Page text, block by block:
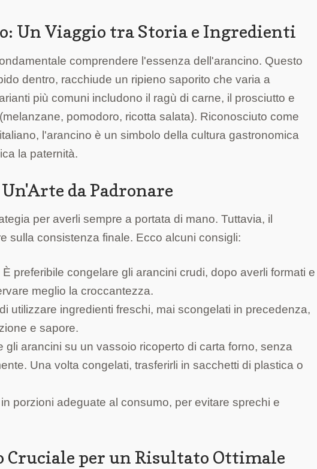
Un Viaggio tra Storia e Ingredienti
comprendere l'essenza dell'arancino. Questo
dentro, racchiude un ripieno saporito che varia a
più comuni includono il ragù di carne, il prosciutto e
pomodoro, ricotta salata). Riconosciuto come
l'arancino è un simbolo della cultura gastronomica
la paternità.
da Padronare
per averli sempre a portata di mano. Tuttavia, il
sulla consistenza finale. Ecco alcuni consigli:
È preferibile congelare gli arancini crudi, dopo averli formati e
meglio la croccantezza.
utilizzare ingredienti freschi, mai scongelati in precedenza,
e sapore.
gli arancini su un vassoio ricoperto di carta forno, senza
Una volta congelati, trasferirli in sacchetti di plastica o
porzioni adeguate al consumo, per evitare sprechi e
Cruciale per un Risultato Ottimale